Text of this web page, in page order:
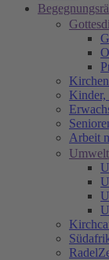
Kinder,
Arbeit